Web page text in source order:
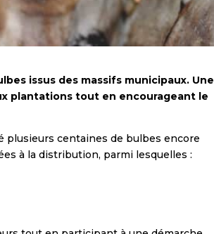
issus des massifs municipaux. Une
plantations tout en encourageant le
plusieurs centaines de bulbes encore
à la distribution, parmi lesquelles :